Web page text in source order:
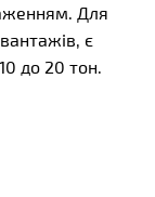
Для
є
до 20 тон.